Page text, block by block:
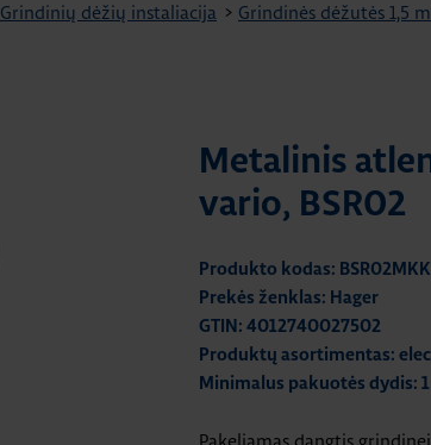
Grindinių dėžių instaliacija > Grindinės dėžutės 1,5
Metalinis
vario, BSR02
Produkto kodas: BSR02MKK
Prekės ženklas: Hager
GTIN: 4012740027502
Produktų asortimentas:
Minimalus pakuotės dydis: